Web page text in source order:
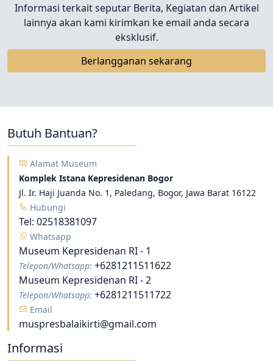
Informasi terkait seputar Berita, Kegiatan dan Artikel
lainnya akan kami kirimkan ke email anda secara
eksklusif.
Berlangganan sekarang
Butuh Bantuan?
Alamat Museum
Komplek Istana Kepresidenan Bogor
Jl. Ir. Haji Juanda No. 1, Paledang, Bogor, Jawa Barat 16122
Hubungi
Tel: 02518381097
Whatsapp
Museum Kepresidenan RI - 1
Telepon/Whatsapp: +6281211511622
Museum Kepresidenan RI - 2
Telepon/Whatsapp: +6281211511722
Email
muspresbalaikirti@gmail.com
Informasi